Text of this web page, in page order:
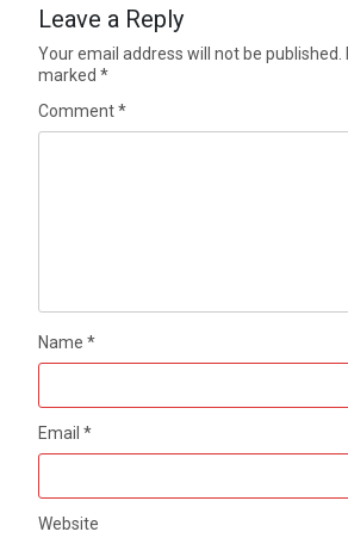
Leave a Reply
Your email address will not be published.
marked*
Comment*
Name*
Email*
Website